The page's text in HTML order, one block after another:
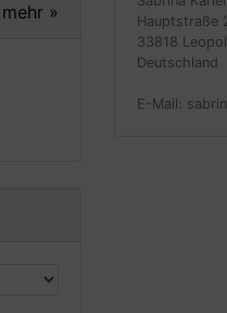
mehr »
Hauptstraße
33818
Deutschland
E-Mail: